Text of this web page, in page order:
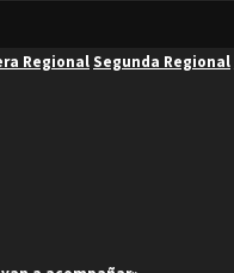
RegionalSegunda Regional